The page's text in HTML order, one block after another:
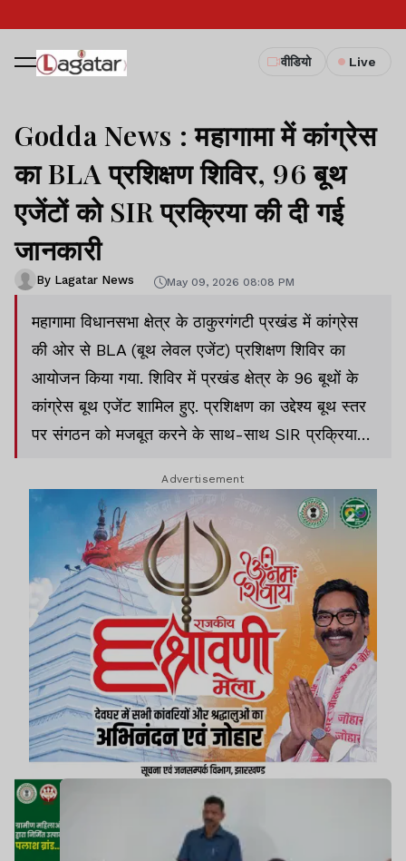
वीडियो Live
Godda News : महागामा में कांग्रेस
का BLA प्रशिक्षण शिविर, 96 बूथ
एजेंटों को SIR प्रक्रिया की दी गई
जानकारी
By Lagatar News May 09, 2026 08:08 PM
महागामा विधानसभा क्षेत्र के ठाकुरगंगटी प्रखंड में कांग्रेस
की ओर से BLA (बूथ लेवल एजेंट) प्रशिक्षण शिविर का
आयोजन किया गया. शिविर में प्रखंड क्षेत्र के 96 बूथों के
कांग्रेस बूथ एजेंट शामिल हुए. प्रशिक्षण का उद्देश्य बूथ स्तर
पर संगठन को मजबूत करने के साथ-साथ SIR प्रक्रिया
Advertisement